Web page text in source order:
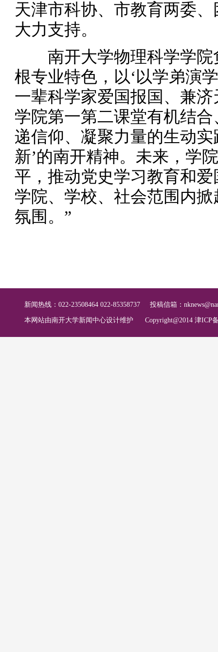
天津市科协、市教育两委
大力支持。
南开大学物理科学学院
根专业特色，以‘以学弟演
一辈科学家爱国报国、兼
学院第一第二课堂有机结
递信仰、凝聚力量的生动
新’的南开精神。未来，学
平，推动党史学习教育和
学院、学校、社会范围内
氛围。”
新闻热线：022-23508464 022-85358737 投稿信箱：
本网站由南开大学新闻中心设计维护 Copyright@2014 津ICP